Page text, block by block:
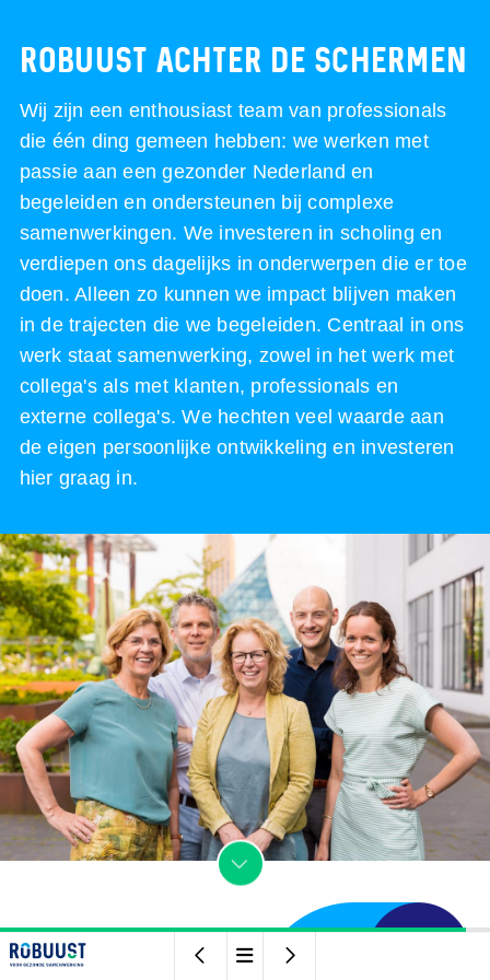
Robuust achter de schermen
Wij zijn een enthousiast team van professionals
die één ding gemeen hebben: we werken met
passie aan een gezonder Nederland en
begeleiden en ondersteunen bij complexe
samenwerkingen. We investeren in scholing en
verdiepen ons dagelijks in onderwerpen die er toe
doen. Alleen zo kunnen we impact blijven maken
in de trajecten die we begeleiden. Centraal in ons
werk staat samenwerking, zowel in het werk met
collega's als met klanten, professionals en
externe collega's. We hechten veel waarde aan
de eigen persoonlijke ontwikkeling en investeren
hier graag in.
  